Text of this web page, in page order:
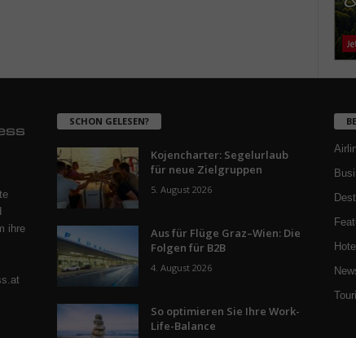
ihre
SCHON GELESEN?
Kojencharter: Segelurlaub
für neue Zielgruppen
5. August 2026
Aus für Flüge Graz–Wien: Die
Folgen für B2B
4. August 2026
So optimieren Sie Ihre Work-
Life-Balance